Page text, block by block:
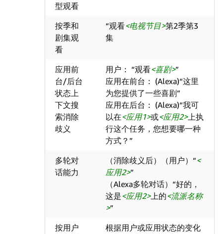
型观看
按季和
剧集观
看
“观看 电视节目 第2季第3
集
应用前
台/后台
状态上
下文搜
索消除
歧义
用户： “观看 喜剧 ”
应用在前台： (Alexa)“这里
为您提供了一些喜剧”
应用在后台： (Alexa)“我可
以在 应用1 或 应用2 上执
行这个任务，您想要哪一种
方式？”
多轮对
话能力
（消除歧义后）（用户）“
应用2 ”
（Alexa多轮对话）“好的，
这是 应用2 上的 流派名称
”
按用户
根据用户或应用状态的变化